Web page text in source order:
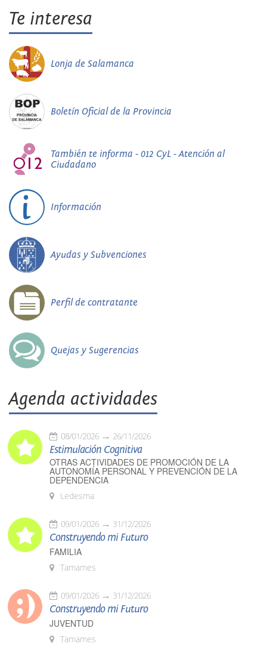
Te interesa
Lonja de Salamanca
Boletín Oficial de la Provincia
También te informa - 012 CyL - Atención al
Ciudadano
Información
Ayudas y Subvenciones
Perfil de contratante
Quejas y Sugerencias
Agenda actividades
08/01/2026 26/11/2026
Estimulación Cognitiva
OTRAS ACTIVIDADES DE PROMOCIÓN DE LA
AUTONOMÍA PERSONAL Y PREVENCIÓN DE LA
DEPENDENCIA
Ledesma
09/01/2026 31/12/2026
Construyendo mi Futuro
FAMILIA
Tamames
09/01/2026 31/12/2026
Construyendo mi Futuro
JUVENTUD
Tamames